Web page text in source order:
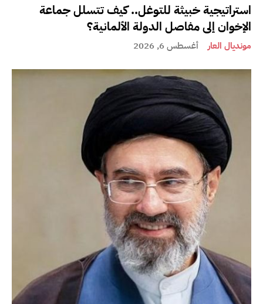
استراتيجية خبيثة للتوغل.. كيف تتسلل جماعة
الإخوان إلى مفاصل الدولة الألمانية؟
مونديال العار أغسطس 6, 2026